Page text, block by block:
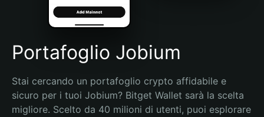
Português (Brasil)
Español (Argentina)
Portafoglio Jobium
Stai cercando un portafoglio crypto affidabile e
sicuro per i tuoi Jobium? Bitget Wallet sarà la scelta
migliore. Scelto da 40 milioni di utenti, puoi esplorare